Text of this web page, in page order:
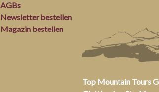
AGBs
Newsletter bestellen
Magazin bestellen
Top Mountain Tours